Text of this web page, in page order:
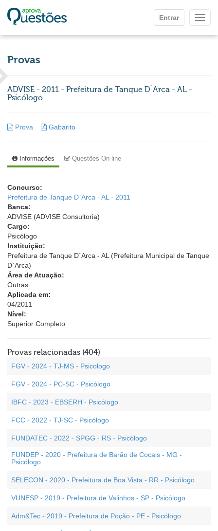
Entrar
Provas
ADVISE - 2011 - Prefeitura de Tanque D`Arca - AL -
Psicólogo
Prova Gabarito
Informações Questões On-line
Concurso:
Prefeitura de Tanque D`Arca - AL - 2011
Banca:
ADVISE (ADVISE Consultoria)
Cargo:
Psicólogo
Instituição:
Prefeitura de Tanque D`Arca - AL (Prefeitura Municipal de Tanque
D`Arca)
Área de Atuação:
Outras
Aplicada em:
04/2011
Nível:
Superior Completo
Provas relacionadas (404)
FGV - 2024 - TJ-MS - Psicologo
FGV - 2024 - PC-SC - Psicólogo
IBFC - 2023 - EBSERH - Psicólogo
FCC - 2022 - TJ-SC - Psicólogo
FUNDATEC - 2022 - SPGG - RS - Psicólogo
FUNDEP - 2020 - Prefeitura de Barão de Cocais - MG -
Psicólogo
SELECON - 2020 - Prefeitura de Boa Vista - RR - Psicólogo
VUNESP - 2019 - Prefeitura de Valinhos - SP - Psicólogo
Adm&Tec - 2019 - Prefeitura de Poção - PE - Psicólogo